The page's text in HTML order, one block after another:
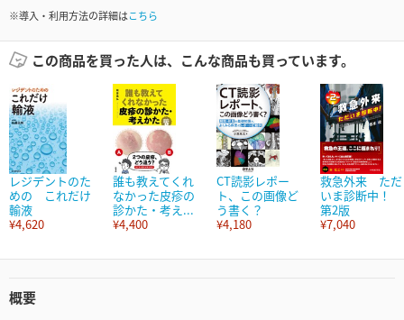
※導入・利用方法の詳細はこちら
この商品を買った人は、こんな商品も買っています。
レジデントのた
めの これだけ
輸液
¥4,620
誰も教えてくれ
なかった皮疹の
診かた・考え...
¥4,400
CT読影レポー
ト、この画像ど
う書く？
¥4,180
救急外来 ただ
いま診断中！
第2版
¥7,040
概要